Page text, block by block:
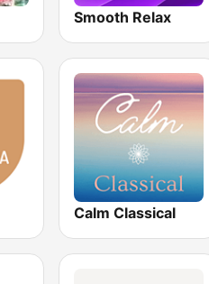
Smooth Relax
Calm Classical